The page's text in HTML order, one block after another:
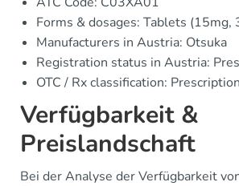
Forms & dosages: Tablets (15mg,
Manufacturers in Austria: Otsuka
Registration status in Austria:
OTC / Rx classification:
Verfügbarkeit &
Preislandschaft
Bei der Analyse der Verfügbarkeit